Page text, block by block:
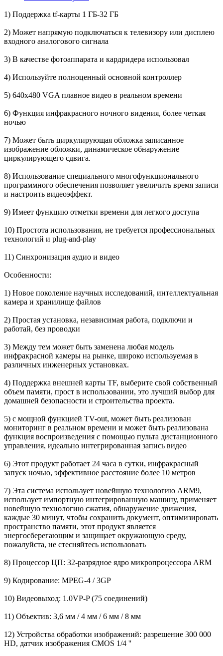
1) Поддержка tf-карты 1 ГБ-32 ГБ
2) Может напрямую подключаться к телевизору или дисплею
входного аналогового сигнала
3) В качестве фотоаппарата и кардридера использовал
4) Используйте полноценный основной контроллер
5) 640x480 VGA плавное видео в реальном времени
6) Функция инфракрасного ночного видения, более четкая
ночью
7) Может быть циркулирующая обложка записанное
изображение обложки, динамическое обнаружение
циркулирующего сдвига.
8) Использование специального многофункционального
программного обеспечения позволяет увеличить время записи
и настроить видеоэффект.
9) Имеет функцию отметки времени для легкого доступа
10) Простота использования, не требуется профессиональных
технологий и plug-and-play
11) Синхронизация аудио и видео
Особенности:
1) Новое поколение научных исследований, интеллектуальная
камера и хранилище файлов
2) Простая установка, независимая работа, подключи и
работай, без проводки
3) Между тем может быть заменена любая модель
инфракрасной камеры на рынке, широко используемая в
различных инженерных установках.
4) Поддержка внешней карты TF, выберите свой собственный
объем памяти, прост в использовании, это лучший выбор для
домашней безопасности и строительства проекта.
5) с мощной функцией TV-out, может быть реализован
мониторинг в реальном времени и может быть реализована
функция воспроизведения с помощью пульта дистанционного
управления, идеально интегрированная запись видео
6) Этот продукт работает 24 часа в сутки, инфракрасный
запуск ночью, эффективное расстояние более 10 метров
7) Эта система использует новейшую технологию ARM9,
использует импортную интегрированную машину, применяет
новейшую технологию сжатия, обнаружение движения,
каждые 30 минут, чтобы сохранить документ, оптимизировать
пространство памяти, этот продукт является
энергосберегающим и защищает окружающую среду,
пожалуйста, не стесняйтесь использовать
8) Процессор ЦП: 32-разрядное ядро ​​микропроцессора ARM
9) Кодирование: MPEG-4 / 3GP
10) Видеовыход: 1.0VP-P (75 соединений)
11) Объектив: 3,6 мм / 4 мм / 6 мм / 8 мм
12) Устройства обработки изображений: разрешение 300 000
HD, датчик изображения CMOS 1/4 ''